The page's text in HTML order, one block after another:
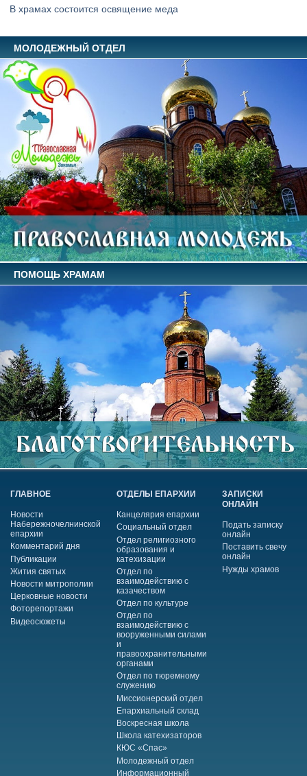
В храмах состоится освящение меда
МОЛОДЕЖНЫЙ ОТДЕЛ
ПОМОЩЬ ХРАМАМ
ГЛАВНОЕ
Новости
Набережночелнинской
епархии
Комментарий дня
Публикации
Жития святых
Новости митрополии
Церковные новости
Фоторепортажи
Видеосюжеты
ОТДЕЛЫ ЕПАРХИИ
Канцелярия епархии
Социальный отдел
Отдел религиозного
образования и
катехизации
Отдел по
взаимодействию с
казачеством
Отдел по культуре
Отдел по
взаимодействию с
вооруженными силами
и
правоохранительными
органами
Отдел по тюремному
служению
Миссионерский отдел
Епархиальный склад
Воскресная школа
Школа катехизаторов
КЮС «Спас»
Молодежный отдел
Информационный
ЗАПИСКИ
ОНЛАЙН
Подать записку
онлайн
Поставить свечу
онлайн
Нужды храмов